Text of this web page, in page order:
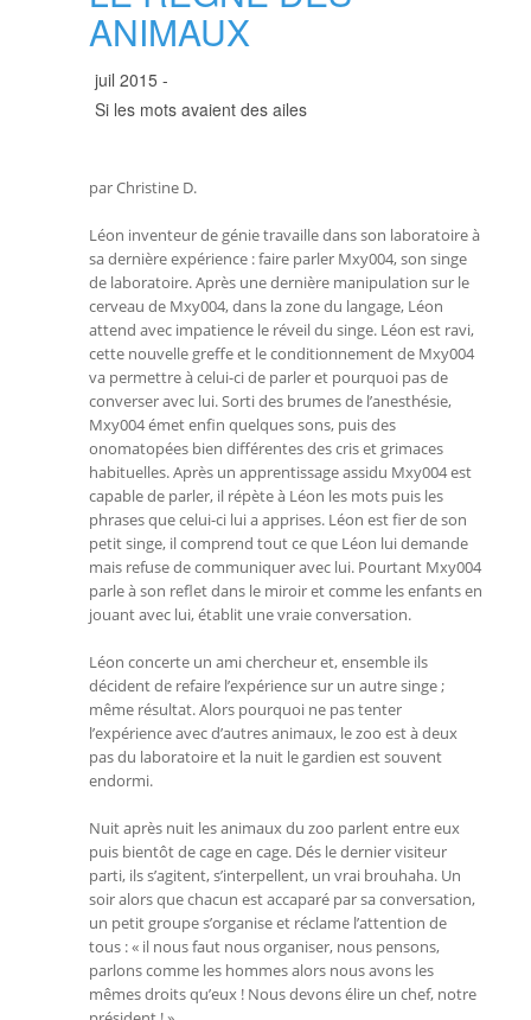
ANIMAUX
juil 2015 -
Si les mots avaient des ailes
par Christine D.
Léon inventeur de génie travaille dans son laboratoire à
sa dernière expérience : faire parler Mxy004, son singe
de laboratoire. Après une dernière manipulation sur le
cerveau de Mxy004, dans la zone du langage, Léon
attend avec impatience le réveil du singe. Léon est ravi,
cette nouvelle greffe et le conditionnement de Mxy004
va permettre à celui-ci de parler et pourquoi pas de
converser avec lui. Sorti des brumes de l’anesthésie,
Mxy004 émet enfin quelques sons, puis des
onomatopées bien différentes des cris et grimaces
habituelles. Après un apprentissage assidu Mxy004 est
capable de parler, il répète à Léon les mots puis les
phrases que celui-ci lui a apprises. Léon est fier de son
petit singe, il comprend tout ce que Léon lui demande
mais refuse de communiquer avec lui. Pourtant Mxy004
parle à son reflet dans le miroir et comme les enfants en
jouant avec lui, établit une vraie conversation.
Léon concerte un ami chercheur et, ensemble ils
décident de refaire l’expérience sur un autre singe ;
même résultat. Alors pourquoi ne pas tenter
l’expérience avec d’autres animaux, le zoo est à deux
pas du laboratoire et la nuit le gardien est souvent
endormi.
Nuit après nuit les animaux du zoo parlent entre eux
puis bientôt de cage en cage. Dés le dernier visiteur
parti, ils s’agitent, s’interpellent, un vrai brouhaha. Un
soir alors que chacun est accaparé par sa conversation,
un petit groupe s’organise et réclame l’attention de
tous : « il nous faut nous organiser, nous pensons,
parlons comme les hommes alors nous avons les
mêmes droits qu’eux ! Nous devons élire un chef, notre